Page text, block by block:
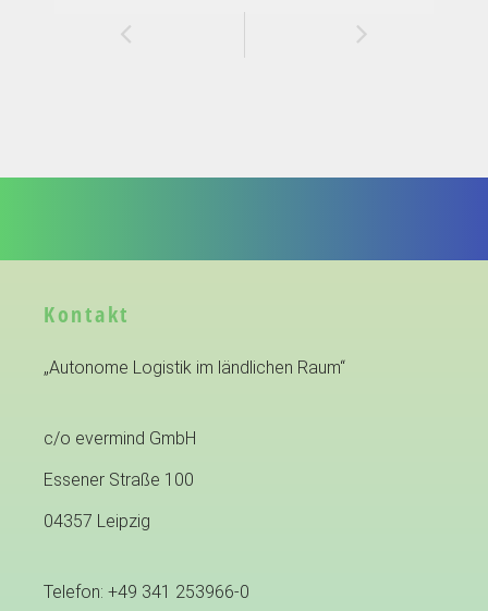
Kontakt
„Autonome Logistik im ländlichen Raum“
c/o evermind GmbH
Essener Straße 100
04357 Leipzig
Telefon: +49 341 253966-0